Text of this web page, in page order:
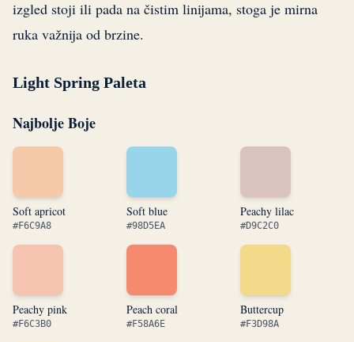
izgled stoji ili pada na čistim linijama, stoga je mirna
ruka važnija od brzine.
Light Spring Paleta
Najbolje Boje
Soft apricot
#F6C9A8
Soft blue
#98D5EA
Peachy lilac
#D9C2C0
Peachy pink
#F6C3B0
Peach coral
#F58A6E
Buttercup
#F3D98A